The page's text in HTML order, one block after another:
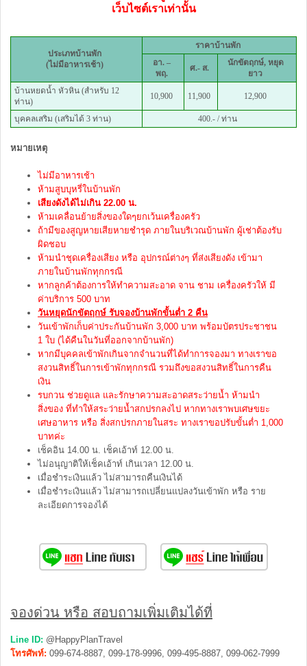
เว็บไซต์เราเท่านั้น
ประเภทบ้านพัก
(ไม่มีอาหารเช้า)
ราคาบ้านพัก
อา. –
พฤ.
ศ.- ส.
นักขัตฤกษ์, หยุด
ยาว
บ้านหยดน้ำ หัวหิน (สำหรับ 12
ท่าน)
10,900 11,900 12,900
บุคคลเสริม (เสริมได้ 3 ท่าน) 400.- / ท่าน
หมายเหตุ
ไม่มีอาหารเช้า
ห้ามสูบบุหรี่ในบ้านพัก
เสียงดังได้ไม่เกิน 22.00 น.
ห้ามเคลื่อนย้ายสิ่งของใดๆยกเว้นเครื่องครัว
ถ้ามีของสูญหายเสียหายชำรุด ภายในบริเวณบ้านพัก ผู้เช่าต้องรับ
ผิดชอบ
ห้ามนำชุดเครื่องเสียง หรือ อุปกรณ์ต่างๆ ที่ส่งเสียงดัง เข้ามา
ภายในบ้านพักทุกกรณี
หากลูกค้าต้องการให้ทำความสะอาด จาน ชาม เครื่องครัวให้ มี
ค่าบริการ 500 บาท
วันหยุดนักขัตฤกษ์ รับจองบ้านพักขั้นต่ำ 2 คืน
วันเข้าพักเก็บค่าประกันบ้านพัก 3,000 บาท พร้อมบัตรประชาชน
1 ใบ (ได้คืนในวันที่ออกจากบ้านพัก)
หากมีบุคคลเข้าพักเกินจากจำนวนที่ได้ทำการจองมา ทางเราขอ
สงวนสิทธิ์ในการเข้าพักทุกกรณี รวมถึงขอสงวนสิทธิ์ในการคืน
เงิน
รบกวน ช่วยดูแล และรักษาความสะอาดสระว่ายน้ำ ห้ามนำ
สิ่งของ ที่ทำให้สระว่ายน้ำสกปรกลงไป หากทางเราพบเศษขยะ
เศษอาหาร หรือ สิ่งสกปรกภายในสระ ทางเราขอปรับขั้นต่ำ 1,000
บาทค่ะ
เช็คอิน 14.00 น. เช็คเอ้าท์ 12.00 น.
ไม่อนุญาติให้เช็คเอ้าท์ เกินเวลา 12.00 น.
เมื่อชำระเงินแล้ว ไม่สามารถคืนเงินได้
เมื่อชำระเงินแล้ว ไม่สามารถเปลี่ยนแปลงวันเข้าพัก หรือ ราย
ละเอียดการจองได้
จองด่วน หรือ สอบถามเพิ่มเติมได้ที่
Line ID: @HappyPlanTravel
โทรศัพท์: 099-674-8887, 099-178-9996, 099-495-8887, 099-062-7999